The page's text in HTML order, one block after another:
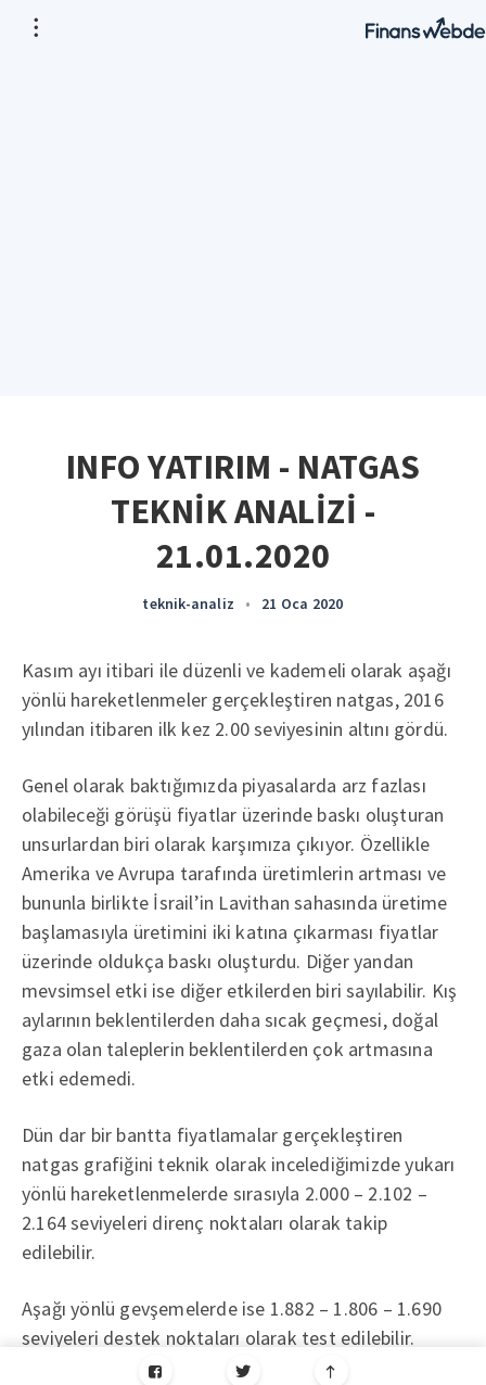
INFO YATIRIM - NATGAS
TEKNİK ANALİZİ -
21.01.2020
teknik-analiz • 21 Oca 2020
Kasım ayı itibari ile düzenli ve kademeli olarak aşağı
yönlü hareketlenmeler gerçekleştiren natgas, 2016
yılından itibaren ilk kez 2.00 seviyesinin altını gördü.
Genel olarak baktığımızda piyasalarda arz fazlası
olabileceği görüşü fiyatlar üzerinde baskı oluşturan
unsurlardan biri olarak karşımıza çıkıyor. Özellikle
Amerika ve Avrupa tarafında üretimlerin artması ve
bununla birlikte İsrail’in Lavithan sahasında üretime
başlamasıyla üretimini iki katına çıkarması fiyatlar
üzerinde oldukça baskı oluşturdu. Diğer yandan
mevsimsel etki ise diğer etkilerden biri sayılabilir. Kış
aylarının beklentilerden daha sıcak geçmesi, doğal
gaza olan taleplerin beklentilerden çok artmasına
etki edemedi.
Dün dar bir bantta fiyatlamalar gerçekleştiren
natgas grafiğini teknik olarak incelediğimizde yukarı
yönlü hareketlenmelerde sırasıyla 2.000 – 2.102 –
2.164 seviyeleri direnç noktaları olarak takip
edilebilir.
Aşağı yönlü gevşemelerde ise 1.882 – 1.806 – 1.690
seviyeleri destek noktaları olarak test edilebilir.